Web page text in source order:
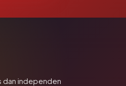
dan independen